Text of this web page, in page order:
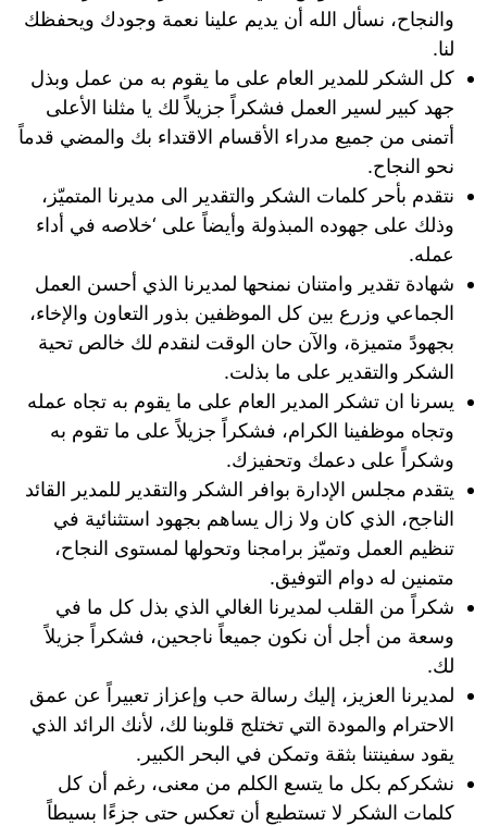
والنجاح، نسأل الله أن يديم علينا نعمة وجودك ويحفظك
لنا.
كل الشكر للمدير العام على ما يقوم به من عمل وبذل
جهد كبير لسير العمل فشكراً جزيلاً لك يا مثلنا الأعلى
أتمنى من جميع مدراء الأقسام الاقتداء بك والمضي قدماً
نحو النجاح.
نتقدم بأحر كلمات الشكر والتقدير الى مديرنا المتميّز،
وذلك على جهوده المبذولة وأيضاً على ‘خلاصه في أداء
عمله.
شهادة تقدير وامتنان نمنحها لمديرنا الذي أحسن العمل
الجماعي وزرع بين كل الموظفين بذور التعاون والإخاء،
بجهودً متميزة، والآن حان الوقت لنقدم لك خالص تحية
الشكر والتقدير على ما بذلت.
يسرنا ان تشكر المدير العام على ما يقوم به تجاه عمله
وتجاه موظفينا الكرام، فشكراً جزيلاً على ما تقوم به
وشكراً على دعمك وتحفيزك.
يتقدم مجلس الإدارة بوافر الشكر والتقدير للمدير القائد
الناجح، الذي كان ولا زال يساهم بجهود استثنائية في
تنظيم العمل وتميّز برامجنا وتحولها لمستوى النجاح،
متمنين له دوام التوفيق.
شكراً من القلب لمديرنا الغالي الذي بذل كل ما في
وسعة من أجل أن نكون جميعاً ناجحين، فشكراً جزيلاً
لك.
لمديرنا العزيز، إليك رسالة حب وإعزاز تعبيراً عن عمق
الاحترام والمودة التي تختلج قلوبنا لك، لأنك الرائد الذي
يقود سفينتنا بثقة وتمكن في البحر الكبير.
نشكركم بكل ما يتسع الكلم من معنى، رغم أن كل
كلمات الشكر لا تستطيع أن تعكس حتى جزءًا بسيطاً